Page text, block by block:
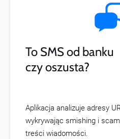
To SMS od banku
czy oszusta?
Aplikacja analizuje adresy
wykrywając smishing i
treści wiadomości.